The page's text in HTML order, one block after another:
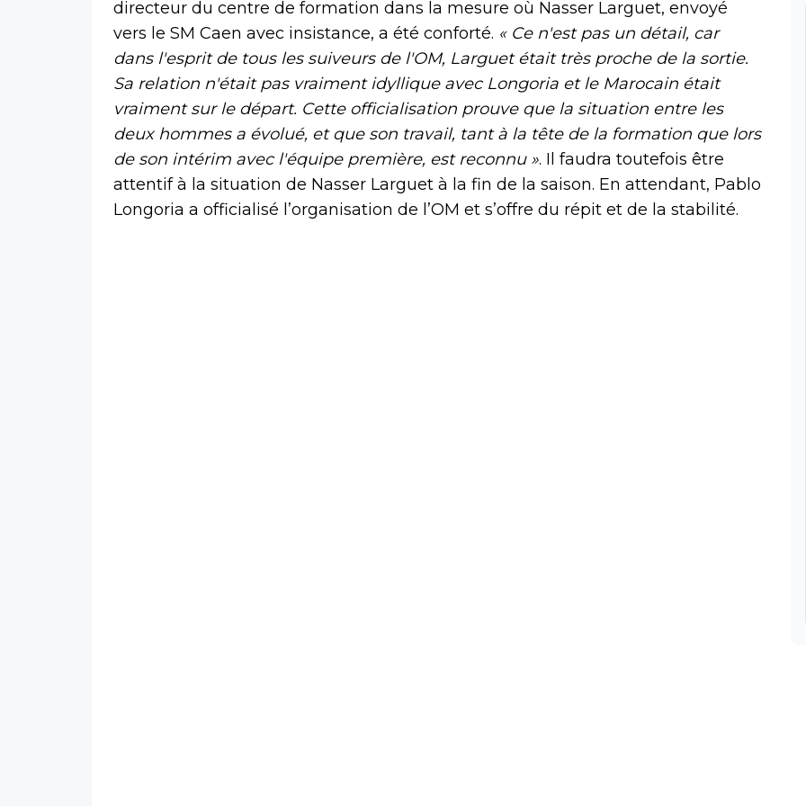
directeur du centre de formation dans la mesure où Nasser Larguet, envoyé
vers le SM Caen avec insistance, a été conforté. « Ce n'est pas un détail, car
dans l'esprit de tous les suiveurs de l'OM, Larguet était très proche de la sortie.
Sa relation n'était pas vraiment idyllique avec Longoria et le Marocain était
vraiment sur le départ. Cette officialisation prouve que la situation entre les
deux hommes a évolué, et que son travail, tant à la tête de la formation que lors
de son intérim avec l'équipe première, est reconnu ». Il faudra toutefois être
attentif à la situation de Nasser Larguet à la fin de la saison. En attendant, Pablo
Longoria a officialisé l’organisation de l’OM et s’offre du répit et de la stabilité.